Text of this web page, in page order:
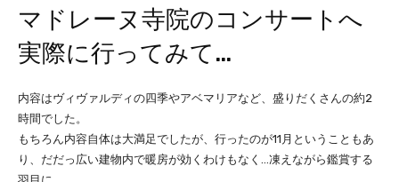
マドレーヌ寺院のコンサートへ
実際に行ってみて…
内容はヴィヴァルディの四季やアベマリアなど、盛りだくさんの約2
時間でした。
もちろん内容自体は大満足でしたが、行ったのが11月ということもあ
り、だだっ広い建物内で暖房が効くわけもなく…凍えながら鑑賞する